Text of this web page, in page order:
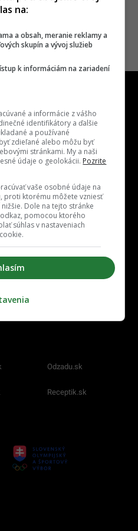
Cenník
chybu
Odzadu.sk
Receptik.sk
na:
a obsah, meranie reklamy a
skupín a vývoj služieb
k informáciám na zariadení
a informácie z vášho
identifikátory a ďalšie
a používané
zdieľané alebo môžu byť
stránkami. My a naši
údaje o geolokácii. Pozrite
vaše osobné údaje na
proti ktorému môžete vzniesť
Dole na tejto stránke
pomocou ktorého
súhlas v nastaveniach